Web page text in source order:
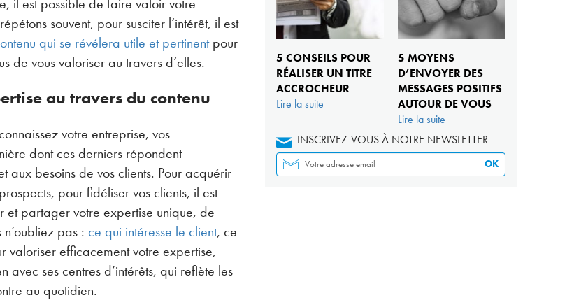
souvent, pour susciter l’intérêt, il est
qui se révélera utile et pertinentpour
de vous valoriser au travers d’elles.
au travers du contenu
votre entreprise, vos
dont ces derniers répondent
aux besoins de vos clients. Pour acquérir
pour fidéliser vos clients, il est
et partager votre expertise unique, de
pas : ce qui intéresse le client, ce
valoriser efficacement votre expertise,
avec ses centres d’intérêts, qui reflète les
au quotidien.
5 CONSEILS POUR
RÉALISER UN TITRE
ACCROCHEUR
Lire la suite
5 MOYENS
D’ENVOYER DES
MESSAGES POSITIFS
AUTOUR DE VOUS
Lire la suite
INSCRIVEZ-VOUS À NOTRE NEWSLETTER
OK